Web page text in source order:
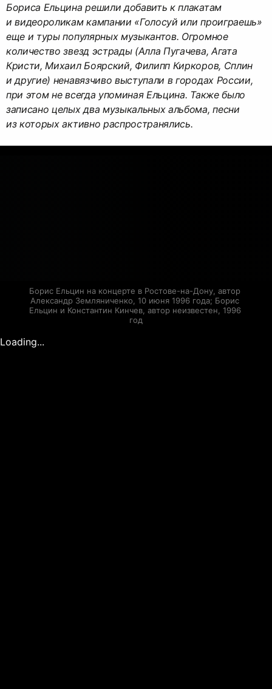
Бориса Ельцина решили добавить к плакатам
и видеороликам кампании «Голосуй или проиграешь»
еще и туры популярных музыкантов. Огромное
количество звезд эстрады (Алла Пугачева, Агата
Кристи, Михаил Боярский, Филипп Киркоров, Сплин
и другие) ненавязчиво выступали в городах России,
при этом не всегда упоминая Ельцина. Также было
записано целых два музыкальных альбома, песни
из которых активно распространялись.
Борис Ельцин на концерте в Ростове-на-Дону, автор
Александр Земляниченко, 10 июня 1996 года; Борис
Ельцин и Константин Кинчев, автор неизвестен, 1996
год
Loading...